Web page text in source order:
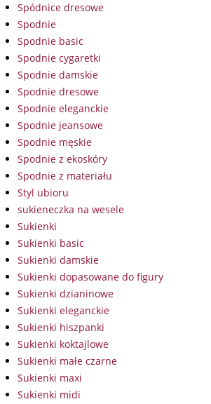
Spódnice dresowe
Spodnie
Spodnie basic
Spodnie cygaretki
Spodnie damskie
Spodnie dresowe
Spodnie eleganckie
Spodnie jeansowe
Spodnie męskie
Spodnie z ekoskóry
Spodnie z materiału
Styl ubioru
sukieneczka na wesele
Sukienki
Sukienki basic
Sukienki damskie
Sukienki dopasowane do figury
Sukienki dzianinowe
Sukienki eleganckie
Sukienki hiszpanki
Sukienki koktajlowe
Sukienki małe czarne
Sukienki maxi
Sukienki midi